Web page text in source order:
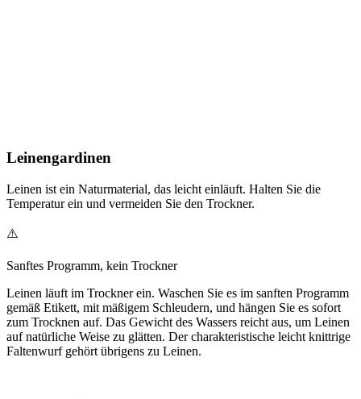
Leinengardinen
Leinen ist ein Naturmaterial, das leicht einläuft. Halten Sie die
Temperatur ein und vermeiden Sie den Trockner.
⚠️
Sanftes Programm, kein Trockner
Leinen läuft im Trockner ein. Waschen Sie es im sanften Programm
gemäß Etikett, mit mäßigem Schleudern, und hängen Sie es sofort
zum Trocknen auf. Das Gewicht des Wassers reicht aus, um Leinen
auf natürliche Weise zu glätten. Der charakteristische leicht knittrige
Faltenwurf gehört übrigens zu Leinen.